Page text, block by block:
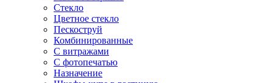
Стекло
Цветное стекло
Пескоструй
Комбинированные
С витражами
С фотопечатью
Назначение